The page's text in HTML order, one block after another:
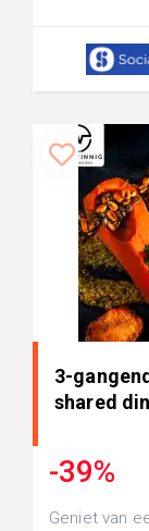
3-
shared
-39%
Geniet van